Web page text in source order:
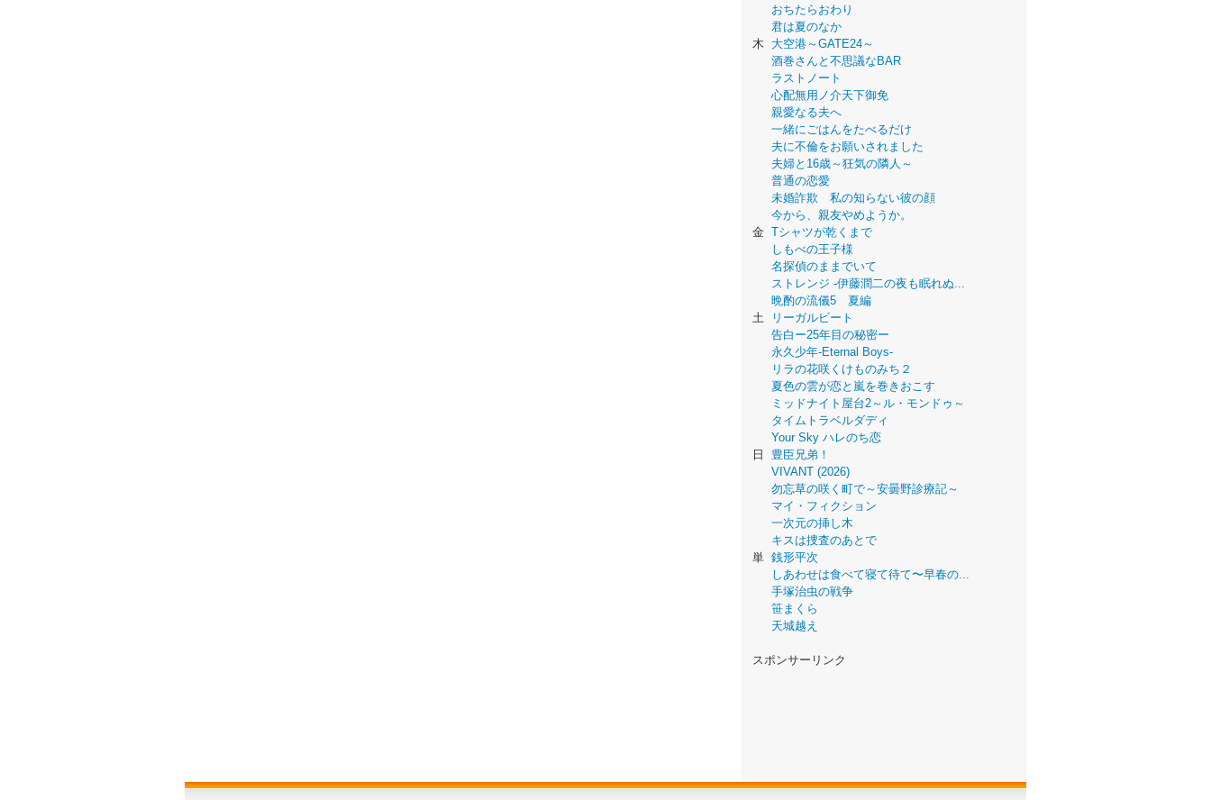
おちたらおわり
君は夏のなか
木
大空港～GATE24～
酒巻さんと不思議なBAR
ラストノート
心配無用ノ介天下御免
親愛なる夫へ
一緒にごはんをたべるだけ
夫に不倫をお願いされました
夫婦と16歳～狂気の隣人～
普通の恋愛
未婚詐欺 私の知らない彼の顔
今から、親友やめようか。
金 Tシャツが乾くまで
しもべの王子様
名探偵のままでいて
ストレンジ -伊藤潤二の夜も眠れぬ...
晩酌の流儀5 夏編
土
リーガルビート
告白ー25年目の秘密ー
永久少年-Eternal Boys-
リラの花咲くけものみち２
夏色の雲が恋と嵐を巻きおこす
ミッドナイト屋台2～ル・モンドゥ～
タイムトラベルダディ
Your Sky ハレのち恋
日
豊臣兄弟！
VIVANT (2026)
勿忘草の咲く町で～安曇野診療記～
マイ・フィクション
一次元の挿し木
キスは捜査のあとで
単 銭形平次
しあわせは食べて寝て待て〜早春の...
手塚治虫の戦争
笹まくら
天城越え
スポンサーリンク